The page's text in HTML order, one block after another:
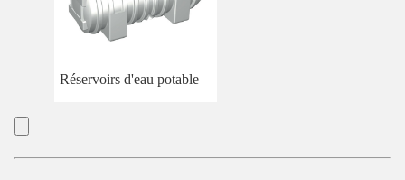
Réservoirs d'eau potable